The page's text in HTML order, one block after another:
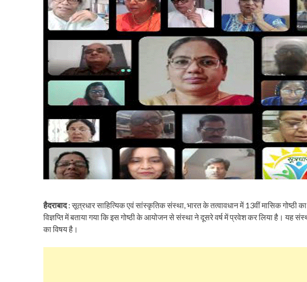
हैदराबाद: सूत्रधार साहित्यिक एवं सांस्कृतिक संस्था, भारत के तत्वावधान में 13वीं मासिक
विज्ञप्ति में बताया गया कि इस गोष्ठी के आयोजन से संस्था ने दूसरे वर्ष में प्रवेश कर लिया है। यह
का विषय है।